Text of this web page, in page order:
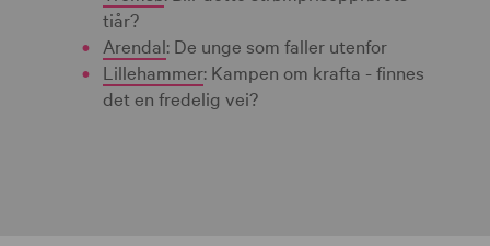
tiår?
Arendal: De unge som faller utenfor
Lillehammer: Kampen om krafta - finnes
det en fredelig vei?